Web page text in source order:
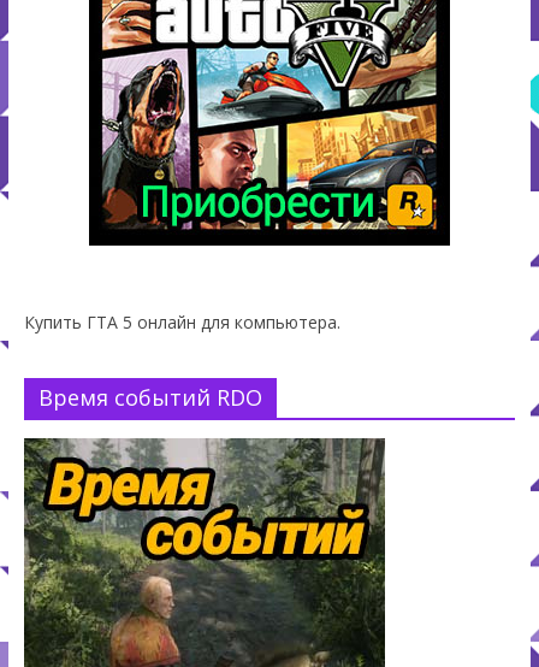
Купить ГТА 5 онлайн для компьютера.
Время событий RDO